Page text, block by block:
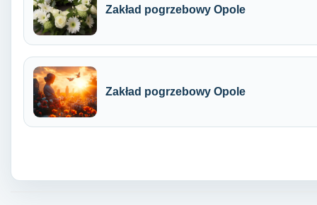
Zakład pogrzebowy Opole
Zakład pogrzebowy Opole